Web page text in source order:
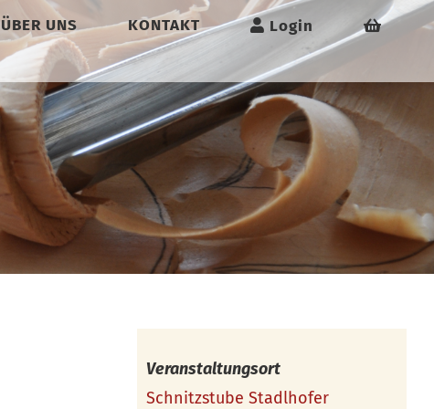
ÜBER UNS KONTAKT Login
Veranstaltungsort
Schnitzstube Stadlhofer